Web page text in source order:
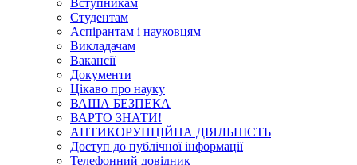
Студентам
Аспірантам і науковцям
Викладачам
Вакансії
Документи
Цікаво про науку
ВАША БЕЗПЕКА
ВАРТО ЗНАТИ!
АНТИКОРУПЦІЙНА ДІЯЛЬНІСТЬ
Доступ до публічної інформації
Телефонний довідник